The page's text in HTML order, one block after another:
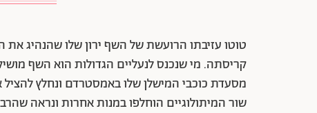
טוטו עזיבתו הרועשת של השף ירון שלו שהנהיג
קריסתה. מי שנכנס לנעליים הגדולות הוא השף
מסעדת כוכבי המישלן שלו באמסטרדם ונחלץ להציל
שור המיתולוגיים הוחלפו במנות אחרות ונראה